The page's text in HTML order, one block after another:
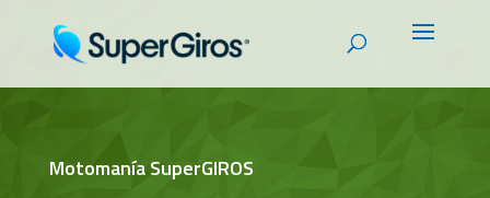
Motomanía SuperGIROS